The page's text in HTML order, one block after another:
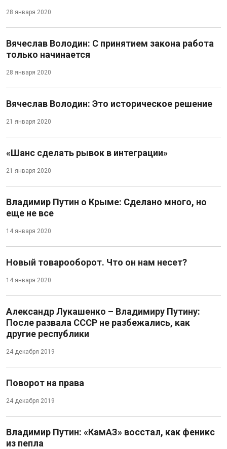
28 января 2020
Вячеслав Володин: С принятием закона работа
только начинается
28 января 2020
Вячеслав Володин: Это историческое решение
21 января 2020
«Шанс сделать рывок в интеграции»
21 января 2020
Владимир Путин о Крыме: Сделано много, но
еще не все
14 января 2020
Новый товарооборот. Что он нам несет?
14 января 2020
Александр Лукашенко – Владимиру Путину:
После развала СССР не разбежались, как
другие республики
24 декабря 2019
Поворот на права
24 декабря 2019
Владимир Путин: «КамАЗ» восстал, как феникс
из пепла